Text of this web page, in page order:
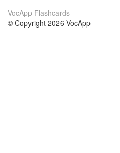
VocApp Flashcards
© Copyright 2026 VocApp